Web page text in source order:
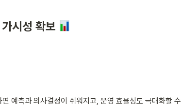
시성 확보
예측과 의사결정이 쉬워지고, 운영 효율성도 극대화할